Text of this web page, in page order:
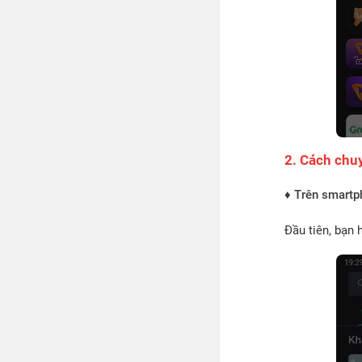
2. Cách
♦ Trên
Đầu tiên, bạn